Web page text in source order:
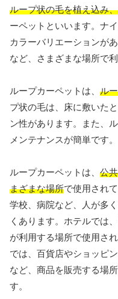
ループ状の毛を植え込み
ーペットといいます。ナ
カラーバリエーションが
など、さまざまな場所で
ループカーペットは、 ル
プ状の毛は、床に敷いた
ン性があります。また、
メンテナンスが簡単です。
ループカーペットは、 公
まざまな場所で使用され
学校、病院など、人が多
くあります。ホテルでは
が利用する場所で使用さ
では、百貨店やショッピ
など、商品を販売する場
す。